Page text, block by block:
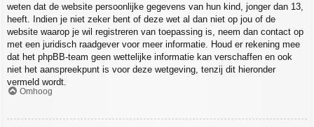
weten dat de website persoonlijke gegevens van hun kind, jonger dan 13,
heeft. Indien je niet zeker bent of deze wet al dan niet op jou of de
website waarop je wil registreren van toepassing is, neem dan contact op
met een juridisch raadgever voor meer informatie. Houd er rekening mee
dat het phpBB-team geen wettelijke informatie kan verschaffen en ook
niet het aanspreekpunt is voor deze wetgeving, tenzij dit hieronder
vermeld wordt.
Omhoog